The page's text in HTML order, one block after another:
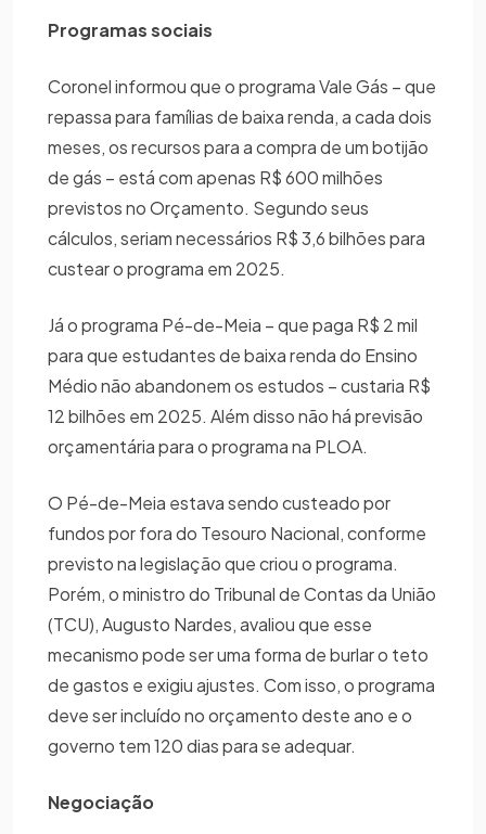
Programas sociais
Coronel informou que o programa Vale Gás – que
repassa para famílias de baixa renda, a cada dois
meses, os recursos para a compra de um botijão
de gás – está com apenas R$ 600 milhões
previstos no Orçamento. Segundo seus
cálculos, seriam necessários R$ 3,6 bilhões para
custear o programa em 2025.
Já o programa Pé-de-Meia – que paga R$ 2 mil
para que estudantes de baixa renda do Ensino
Médio não abandonem os estudos – custaria R$
12 bilhões em 2025. Além disso não há previsão
orçamentária para o programa na PLOA.
O Pé-de-Meia estava sendo custeado por
fundos por fora do Tesouro Nacional, conforme
previsto na legislação que criou o programa.
Porém, o ministro do Tribunal de Contas da União
(TCU), Augusto Nardes, avaliou que esse
mecanismo pode ser uma forma de burlar o teto
de gastos e exigiu ajustes. Com isso, o programa
deve ser incluído no orçamento deste ano e o
governo tem 120 dias para se adequar.
Negociação